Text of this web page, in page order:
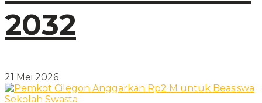
2032
21 Mei 2026